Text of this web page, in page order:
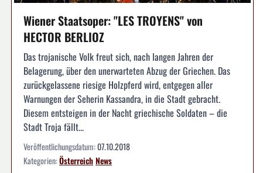
Wiener Staatsoper: "LES TROYENS" von
HECTOR BERLIOZ
Das trojanische Volk freut sich, nach langen Jahren der
Belagerung, über den unerwarteten Abzug der Griechen. Das
zurückgelassene riesige Holzpferd wird, entgegen aller
Warnungen der Seherin Kassandra, in die Stadt gebracht.
Diesem entsteigen in der Nacht griechische Soldaten – die
Stadt Troja fällt...
Veröffentlichungsdatum:07.10.2018
Kategorien:ÖsterreichNews